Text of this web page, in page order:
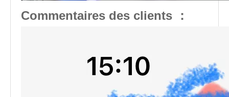
Commentaires des clients ：